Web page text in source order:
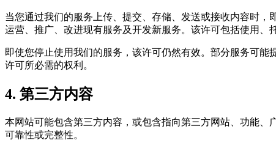
当您通过我们的服务上传、提交、存储、发送或接收内容时，
运营、推广、改进现有服务及开发新服务。该许可包括使用、
即使您停止使用我们的服务，该许可仍然有效。部分服务可
许可所必需的权利。
4. 第三方内容
本网站可能包含第三方内容，或包含指向第三方网站、功能、
可靠性或完整性。